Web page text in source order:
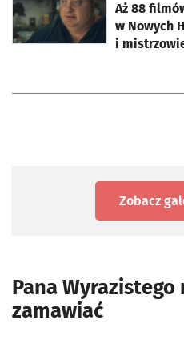
Aż 88
w Nowych
i
Zobacz
Pana Wyrazistego